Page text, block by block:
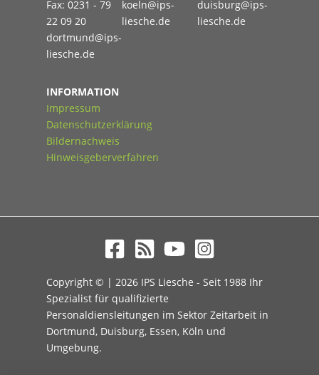
Fax: 0231 - 79
22 09 20
dortmund@ips-
liesche.de
koeln@ips-
liesche.de
duisburg@ips-
liesche.de
INFORMATION
Impressum
Datenschutzerklärung
Bildernachweis
Hinweisgeberverfahren
Copyright © | 2026 IPS Liesche - Seit 1988 Ihr
Spezialist für qualifizierte
Personaldiensleitungen im Sektor Zeitarbeit in
Dortmund, Duisburg, Essen, Köln und
Umgebung.